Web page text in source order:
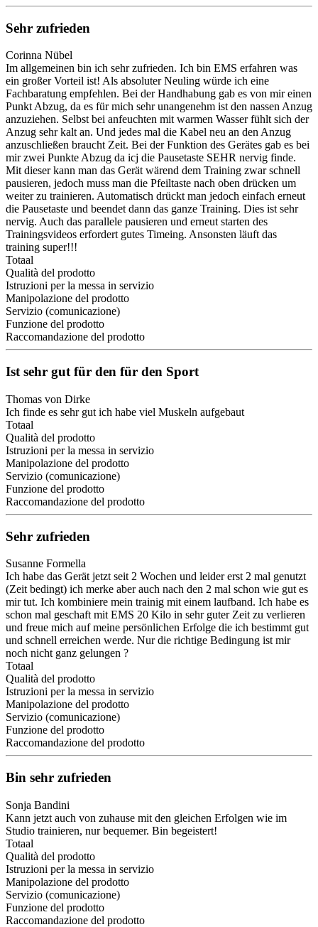
Sehr zufrieden
Corinna Nübel
Im allgemeinen bin ich sehr zufrieden. Ich bin EMS erfahren was
ein großer Vorteil ist! Als absoluter Neuling würde ich eine
Fachbaratung empfehlen. Bei der Handhabung gab es von mir einen
Punkt Abzug, da es für mich sehr unangenehm ist den nassen Anzug
anzuziehen. Selbst bei anfeuchten mit warmen Wasser fühlt sich der
Anzug sehr kalt an. Und jedes mal die Kabel neu an den Anzug
anzuschließen braucht Zeit. Bei der Funktion des Gerätes gab es bei
mir zwei Punkte Abzug da icj die Pausetaste SEHR nervig finde.
Mit dieser kann man das Gerät wärend dem Training zwar schnell
pausieren, jedoch muss man die Pfeiltaste nach oben drücken um
weiter zu trainieren. Automatisch drückt man jedoch einfach erneut
die Pausetaste und beendet dann das ganze Training. Dies ist sehr
nervig. Auch das parallele pausieren und erneut starten des
Trainingsvideos erfordert gutes Timeing. Ansonsten läuft das
training super!!!
Totaal
Qualità del prodotto
Istruzioni per la messa in servizio
Manipolazione del prodotto
Servizio (comunicazione)
Funzione del prodotto
Raccomandazione del prodotto
Ist sehr gut für den für den Sport
Thomas von Dirke
Ich finde es sehr gut ich habe viel Muskeln aufgebaut
Totaal
Qualità del prodotto
Istruzioni per la messa in servizio
Manipolazione del prodotto
Servizio (comunicazione)
Funzione del prodotto
Raccomandazione del prodotto
Sehr zufrieden
Susanne Formella
Ich habe das Gerät jetzt seit 2 Wochen und leider erst 2 mal genutzt
(Zeit bedingt) ich merke aber auch nach den 2 mal schon wie gut es
mir tut. Ich kombiniere mein trainig mit einem laufband. Ich habe es
schon mal geschaft mit EMS 20 Kilo in sehr guter Zeit zu verlieren
und freue mich auf meine persönlichen Erfolge die ich bestimmt gut
und schnell erreichen werde. Nur die richtige Bedingung ist mir
noch nicht ganz gelungen ?
Totaal
Qualità del prodotto
Istruzioni per la messa in servizio
Manipolazione del prodotto
Servizio (comunicazione)
Funzione del prodotto
Raccomandazione del prodotto
Bin sehr zufrieden
Sonja Bandini
Kann jetzt auch von zuhause mit den gleichen Erfolgen wie im
Studio trainieren, nur bequemer. Bin begeistert!
Totaal
Qualità del prodotto
Istruzioni per la messa in servizio
Manipolazione del prodotto
Servizio (comunicazione)
Funzione del prodotto
Raccomandazione del prodotto